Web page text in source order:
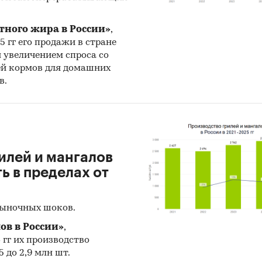
жира в России»,
гг его продажи в стране
спроса со
кормов для домашних
и мангалов
в пределах от
шоков.
в России»,
их производство
до 2,9 млн шт.